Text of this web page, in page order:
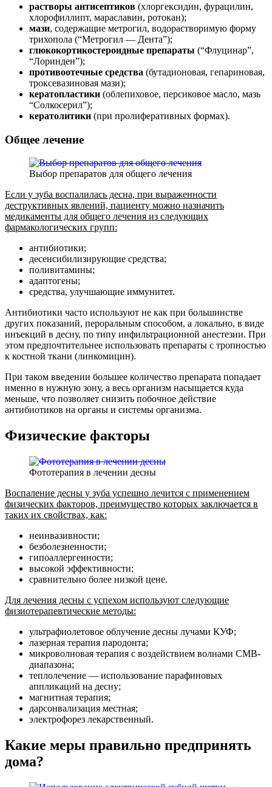
растворы антисептиков (хлоргексидин, фурацилин,
хлорофиллипт, мараславин, ротокан);
мази, содержащие метрогил, водорастворимую форму
трихопола (“Метрогил — Дента”);
глюкокортикостероидные препараты (“Флуцинар”,
“Лоринден”);
противоотечные средства (бутадионовая, гепариновая,
троксевазиновая мази);
кератопластики (облепиховое, персиковое масло, мазь
“Солкосерил”);
кератолитики (при пролиферативных формах).
Общее лечение
Выбор препаратов для общего лечения
Если у зуба воспалилась десна, при выраженности
деструктивных явлений, пациенту можно назначить
медикаменты для общего лечения из следующих
фармакологических групп:
антибиотики;
десенсибилизирующие средства;
поливитамины;
адаптогены;
средства, улучшающие иммунитет.
Антибиотики часто используют не как при большинстве
других показаний, пероральным способом, а локально, в виде
инъекций в десну, по типу инфильтрационной анестезии. При
этом предпочтительнее использовать препараты с тропностью
к костной ткани (линкомицин).
При таком введении большее количество препарата попадает
именно в нужную зону, а весь организм насыщается куда
меньше, что позволяет снизить побочное действие
антибиотиков на органы и системы организма.
Физические факторы
Фототерапия в лечении десны
Воспаление десны у зуба успешно лечится с применением
физических факторов, преимущество которых заключается в
таких их свойствах, как:
неинвазивности;
безболезненности;
гипоаллергенности;
высокой эффективности;
сравнительно более низкой цене.
Для лечения десны с успехом используют следующие
физиотерапевтические методы:
ультрафиолетовое облучение десны лучами КУФ;
лазерная терапия пародонта;
микроволновая терапия с воздействием волнами СМВ-
диапазона;
теплолечение — использование парафиновых
аппликаций на десну;
магнитная терапия;
дарсонвализация местная;
электрофорез лекарственный.
Какие меры правильно предпринять
дома?